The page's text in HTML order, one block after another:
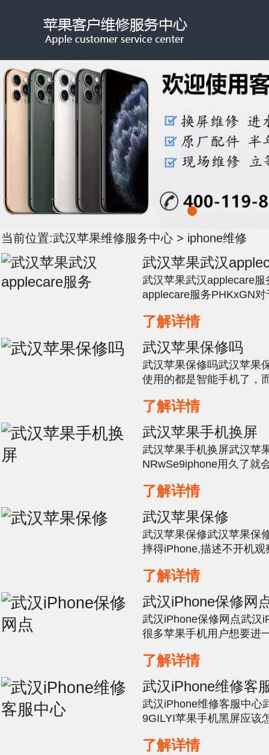
当前位置:武汉苹果维修服务中心 > iphone维修
武汉苹果武汉
武汉苹果武汉applecare
applecare服务PHKxGN
么想要维修就比较棘手了
价格是非常昂贵的，如
长了，那么就可以考虑换
了解详情
武汉苹果保修吗
武汉苹果保修吗武汉苹果
使用的都是智能手机了，
修。当时现在今时不同往
还是很高的，当iPhone
么去判断到底哪方面的故
小编就...
了解详情
武汉苹果手机换屏
武汉苹果手机换屏武汉苹
NRwSe9iphone用久了就
讨一下关于iPhone死机
按住home和电源键10秒
了，要重来，然后松开电
秒，如果看到连...
了解详情
武汉苹果保修
武汉苹果保修武汉苹果保
摔得iPhone,描述不开机
后电流直接上升至
一般CPU部分。拆出主
PP1V1_SDRAM供电短
运行缓存主供电。智能手
了解详情
武汉iPhone保修网
武汉iPhone保修网点武汉
很多苹果手机用户想要进
却找不到开启两步验证的
询网就来教大家iPhone
证。在其中我们可以发...
了解详情
武汉iPhone维修客
武汉iPhone维修客服中心
9GILYI苹果手机黑屏应该
式就能很好的解决这个问
了解详情